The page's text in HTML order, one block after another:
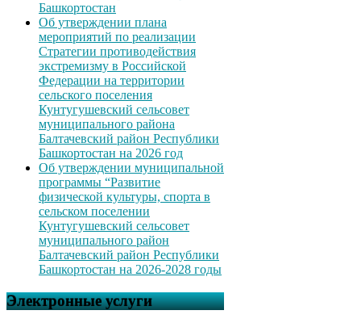
Башкортостан
Об утверждении плана
мероприятий по реализации
Стратегии противодействия
экстремизму в Российской
Федерации на территории
сельского поселения
Кунтугушевский сельсовет
муниципального района
Балтачевский район Республики
Башкортостан на 2026 год
Об утверждении муниципальной
программы “Развитие
физической культуры, спорта в
сельском поселении
Кунтугушевский сельсовет
муниципального район
Балтачевский район Республики
Башкортостан на 2026-2028 годы
Электронные услуги